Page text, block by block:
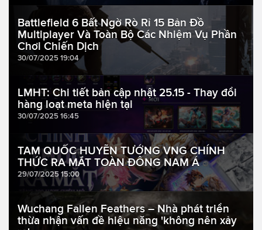
Battlefield 6 Bất Ngờ Rò Rỉ 15 Bản Đồ
Multiplayer Và Toàn Bộ Các Nhiệm Vụ Phần
Chơi Chiến Dịch
30/07/2025 19:04
LMHT: Chi tiết bản cập nhật 25.15 - Thay đổi
hàng loạt meta hiện tại
30/07/2025 16:45
TAM QUỐC HUYỄN TƯỚNG VNG CHÍNH
THỨC RA MẮT TOÀN ĐÔNG NAM Á
29/07/2025 15:00
Wuchang Fallen Feathers – Nhà phát triển
thừa nhận vấn đề hiệu năng 'không nên xảy